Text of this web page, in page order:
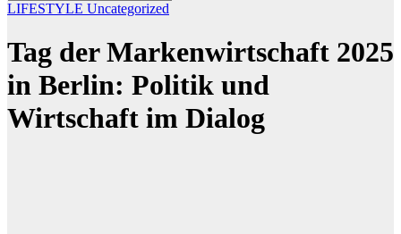
LIFESTYLE Uncategorized
Tag der Markenwirtschaft 2025
in Berlin: Politik und
Wirtschaft im Dialog